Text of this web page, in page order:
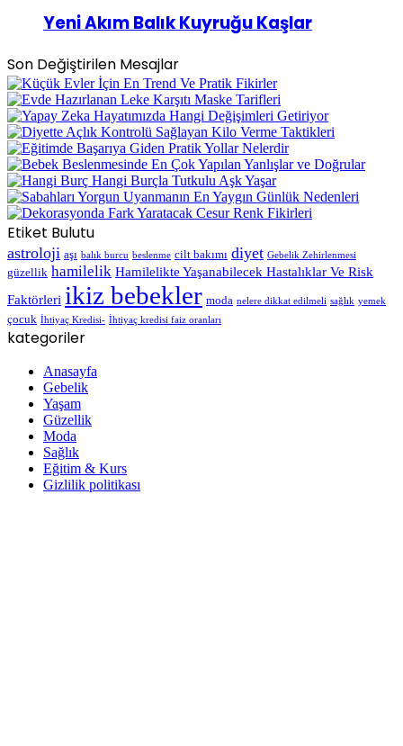
Yeni Akım Balık Kuyruğu Kaşlar
Son Değiştirilen Mesajlar
Etiket Bulutu
astroloji aşı balık burcu beslenme cilt bakımı diyet Gebelik Zehirlenmesi
güzellik hamilelik Hamilelikte Yaşanabilecek Hastalıklar Ve Risk
Faktörleri ikiz bebekler moda nelere dikkat edilmeli sağlık yemek
çocuk İhtiyaç Kredisi- İhtiyaç kredisi faiz oranları
kategoriler
Anasayfa
Gebelik
Yaşam
Güzellik
Moda
Sağlık
Eğitim & Kurs
Gizlilik politikası